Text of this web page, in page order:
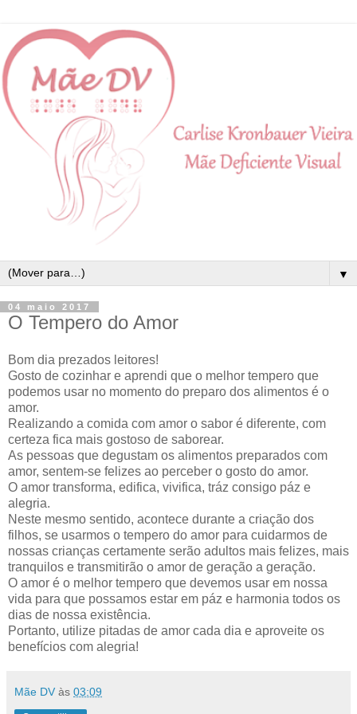
▼
04 maio 2017
O Tempero do Amor
Bom dia prezados leitores!
Gosto de cozinhar e aprendi que o melhor tempero que
podemos usar no momento do preparo dos alimentos é o
amor.
Realizando a comida com amor o sabor é diferente, com
certeza fica mais gostoso de saborear.
As pessoas que degustam os alimentos preparados com
amor, sentem-se felizes ao perceber o gosto do amor.
O amor transforma, edifica, vivifica, tráz consigo páz e
alegria.
Neste mesmo sentido, acontece durante a criação dos
filhos, se usarmos o tempero do amor para cuidarmos de
nossas crianças certamente serão adultos mais felizes, mais
tranquilos e transmitirão o amor de geração a geração.
O amor é o melhor tempero que devemos usar em nossa
vida para que possamos estar em páz e harmonia todos os
dias de nossa existência.
Portanto, utilize pitadas de amor cada dia e aproveite os
benefícios com alegria!
Mãe DV às 03:09